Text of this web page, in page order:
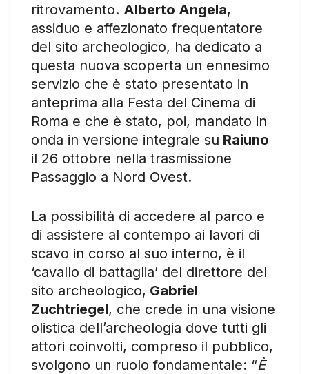
ritrovamento. Alberto Angela,
assiduo e affezionato frequentatore
del sito archeologico, ha dedicato a
questa nuova scoperta un ennesimo
servizio che è stato presentato in
anteprima alla Festa del Cinema di
Roma e che è stato, poi, mandato in
onda in versione integrale su Raiuno
il 26 ottobre nella trasmissione
Passaggio a Nord Ovest.
La possibilità di accedere al parco e
di assistere al contempo ai lavori di
scavo in corso al suo interno, è il
‘cavallo di battaglia’ del direttore del
sito archeologico, Gabriel
Zuchtriegel, che crede in una visione
olistica dell’archeologia dove tutti gli
attori coinvolti, compreso il pubblico,
svolgono un ruolo fondamentale: “È